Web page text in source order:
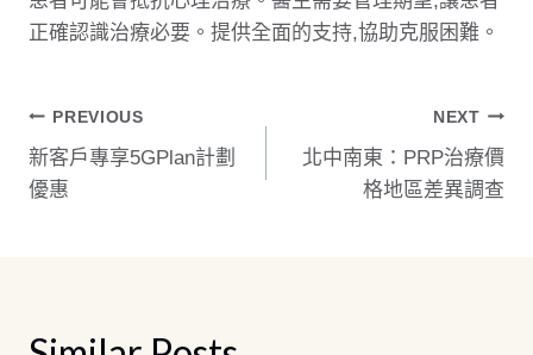
正確認識治療必要。提供全面的支持,協助克服困難。
文
章
PREVIOUS
新客戶專享5GPlan計劃
優惠
NEXT
北中南東：PRP治療價
格地區差異調查